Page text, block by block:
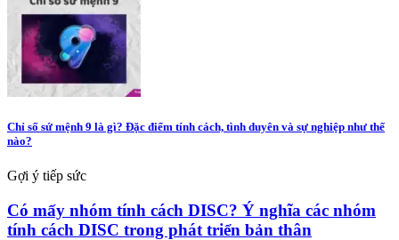
Chỉ số sứ mệnh 9 là gì? Đặc điểm tính cách, tình duyên và sự nghiệp như thế
nào?
Gợi ý tiếp sức
Có mấy nhóm tính cách DISC? Ý nghĩa các nhóm
tính cách DISC trong phát triển bản thân